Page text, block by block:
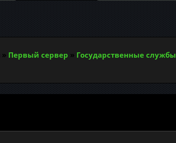
» Первый сервер » Государственные службы